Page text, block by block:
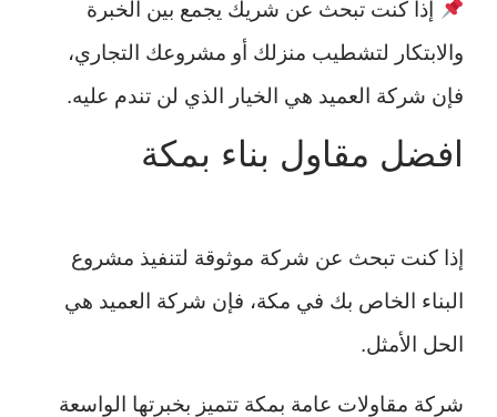
إذا كنت تبحث عن شريك يجمع بين الخبرة
والابتكار لتشطيب منزلك أو مشروعك التجاري،
فإن شركة العميد هي الخيار الذي لن تندم عليه.
افضل مقاول بناء بمكة
إذا كنت تبحث عن شركة موثوقة لتنفيذ مشروع
البناء الخاص بك في مكة، فإن شركة العميد هي
الحل الأمثل.
شركة مقاولات عامة بمكة تتميز بخبرتها الواسعة